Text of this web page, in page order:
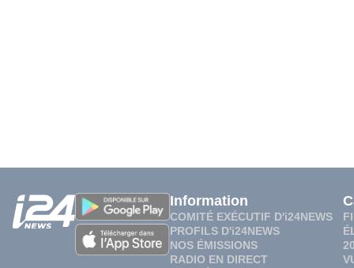
Information
COMITÉ EXÉCUTIF D'i24NEWS
PROFILS D'i24NEWS
NOS ÉMISSIONS
RADIO EN DIRECT